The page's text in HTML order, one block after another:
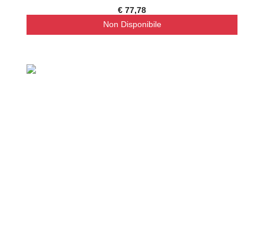
€ 77,78
Non Disponibile